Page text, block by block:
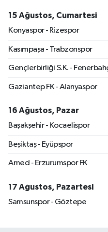
15 Ağustos, Cumartesi
Konyaspor - Rizespor
Kasımpaşa - Trabzonspor
Gençlerbirliği S.K. -
Gaziantep FK - Alanyaspor
16 Ağustos, Pazar
Başakşehir - Kocaelispor
Beşiktaş - Eyüpspor
Amed - Erzurumspor FK
17 Ağustos, Pazartesi
Samsunspor - Göztepe